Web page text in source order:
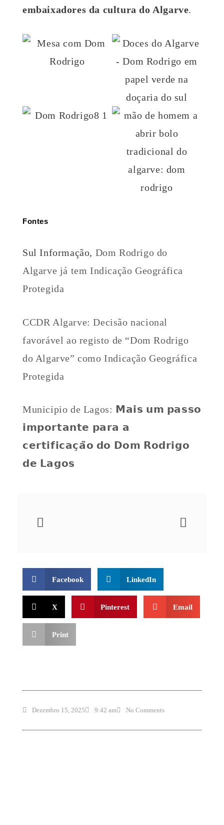
embaixadores da cultura do Algarve.
Fontes
Sul Informação, Dom Rodrigo do
Algarve já tem Indicação Geográfica
Protegida
CCDR Algarve: Decisão nacional
favorável ao registo de “Dom Rodrigo
do Algarve” como Indicação Geográfica
Protegida
Municipio de Lagos: 𝗠𝗮𝗶𝘀 𝘂𝗺 𝗽𝗮𝘀𝘀𝗼
𝗶𝗺𝗽𝗼𝗿𝘁𝗮𝗻𝘁𝗲 𝗽𝗮𝗿𝗮 𝗮
𝗰𝗲𝗿𝘁𝗶𝗳𝗶𝗰𝗮𝗰̧𝗮̃𝗼 𝗱𝗼 𝗗𝗼𝗺 𝗥𝗼𝗱𝗿𝗶𝗴𝗼
𝗱𝗲 𝗟𝗮𝗴𝗼𝘀
Facebook LinkedIn
X Pinterest Email
Print
Dezembro 15, 2025 9:42 am No Comments